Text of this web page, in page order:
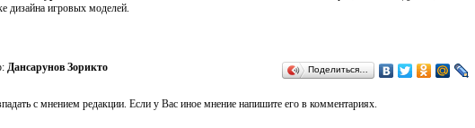
дизайна игровых моделей.
Дансарунов Зорикто Поделиться…
с мнением редакции. Если у Вас иное мнение напишите его в комментариях.